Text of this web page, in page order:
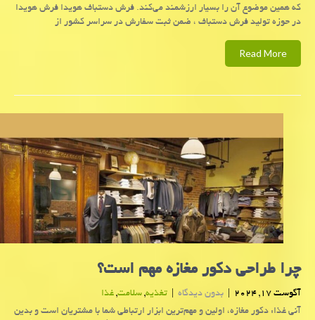
که همین موضوع آن را بسیار ارزشمند می‌کند. فرش دستباف هویدا فرش هویدا
در حوزه تولید فرش دستباف ، ضمن ثبت سفارش در سراسر کشور از
Read More
چرا طراحی دکور مغازه مهم است؟
آگوست 17, 2024 | بدون دیدگاه | تغذیه,سلامت,غذا
آنی غذا: دکور مغازه، اولین و مهم‌ترین ابزار ارتباطی شما با مشتریان است و بدین